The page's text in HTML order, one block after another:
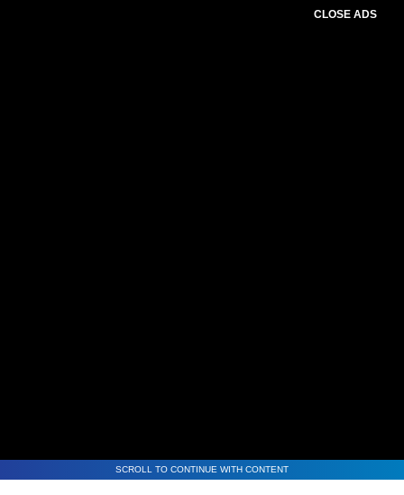
CLOSE ADS
SCROLL TO CONTINUE WITH CONTENT